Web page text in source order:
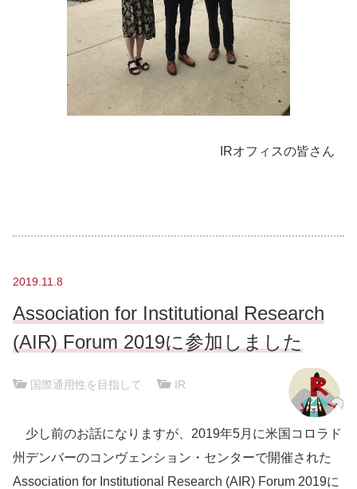
IRオフィスの皆さん
2019.11.8
Association for Institutional Research
(AIR) Forum 2019に参加しました
国際通用性を目指して IR
少し前のお話になりますが、2019年5月に米国コロラド
州デンバーのコンヴェンション・センターで開催された
Association for Institutional Research (AIR) Forum 2019に